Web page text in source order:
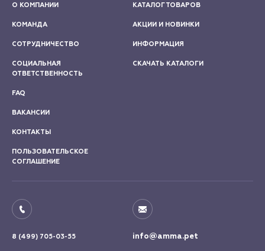
О КОМПАНИИ
КОМАНДА
СОТРУДНИЧЕСТВО
СОЦИАЛЬНАЯ
ОТВЕТСТВЕННОСТЬ
КАТАЛОГ ТОВАРОВ
АКЦИИ И НОВИНКИ
ИНФОРМАЦИЯ
СКАЧАТЬ КАТАЛОГИ
FAQ
ВАКАНСИИ
КОНТАКТЫ
ПОЛЬЗОВАТЕЛЬСКОЕ
СОГЛАШЕНИЕ
8 (499) 705-03-55 info@amma.pet